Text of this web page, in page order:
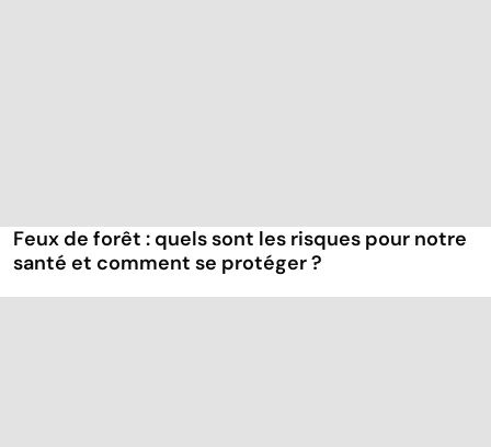
Feux de forêt : quels sont les risques pour notre
santé et comment se protéger ?